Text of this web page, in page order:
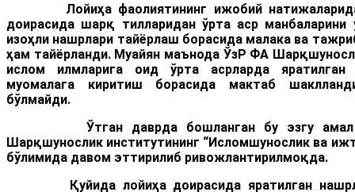
Лойиҳа фаолиятининг ижобий
доирасида шарқ тилларидан ўрта аср манбаларини
изоҳли нашрлари тайёрлаш борасида малака ва
ҳам тайёрланди. Муайян маънода ЎзР ФА
ислом илмларига оид ўрта асрларда яратилган
муомалага киритиш борасида мактаб
бўлмайди.
Ўтган даврда бошланган бу эзгу амал
Шарқшунослик институтининг “Исломшунослик ва
бўлимида давом эттирилиб ривожлантирилмоқда.
Қуйида лойиҳа доирасида яратилган